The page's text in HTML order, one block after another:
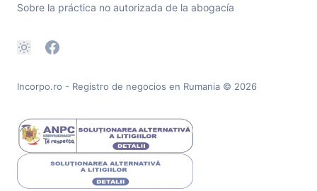
Sobre la práctica no autorizada de la abogacía
Incorpo.ro - Registro de negocios en Rumania © 2026